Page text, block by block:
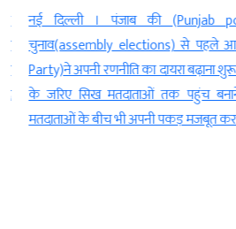
नई दिल्ली । पंजाब की (Punjab
चुनाव(assembly elections) से पहले
Party)ने अपनी रणनीति का दायरा बढ़ाना
के जरिए सिख मतदाताओं तक पहुंच बनाने
मतदाताओं के बीच भी अपनी पकड़ मजबूत